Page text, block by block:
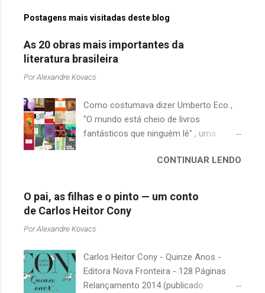
Postagens mais visitadas deste blog
As 20 obras mais importantes da
literatura brasileira
PorAlexandre Kovacs
Como costumava dizer Umberto Eco ,
"O mundo está cheio de livros
fantásticos que ninguém lê" , uma
quando falamos de clássicos da
escritores brasileiros, somos forçados
a uma avaliação burocrática na escola e
acabamos adquirindo uma certa
antipatia a determinado livro ou autor
justamente o contrário. É surpreendente
como uma segunda visita a essas
obras, já em nossa maturidade, pode
CONTINUAR LENDO
O pai, as filhas e o pinto — um conto
de Carlos Heitor Cony
PorAlexandre Kovacs
Carlos Heitor Cony - Quinze Anos -
Editora Nova Fronteira - 128 Páginas
Relançamento 2014 (publicado